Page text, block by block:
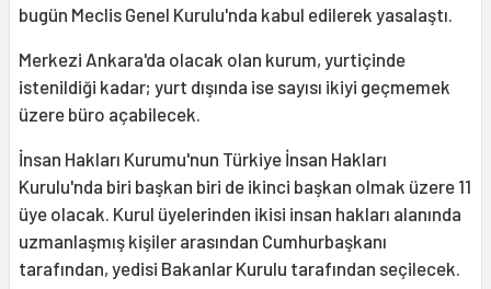
bugün Meclis Genel Kurulu'nda kabul edilerek yasalaştı.
Merkezi Ankara'da olacak olan kurum, yurtiçinde
istenildiği kadar; yurt dışında ise sayısı ikiyi geçmemek
üzere büro açabilecek.
İnsan Hakları Kurumu'nun Türkiye İnsan Hakları
Kurulu'nda biri başkan biri de ikinci başkan olmak üzere 11
üye olacak. Kurul üyelerinden ikisi insan hakları alanında
uzmanlaşmış kişiler arasından Cumhurbaşkanı
tarafından, yedisi Bakanlar Kurulu tarafından seçilecek.